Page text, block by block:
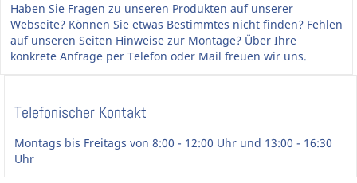
Haben Sie Fragen zu unseren Produkten auf unserer
Webseite? Können Sie etwas Bestimmtes nicht finden? Fehlen
auf unseren Seiten Hinweise zur Montage? Über Ihre
konkrete Anfrage per Telefon oder Mail freuen wir uns.
Telefonischer Kontakt
Montags bis Freitags von 8:00 - 12:00 Uhr und 13:00 - 16:30
Uhr